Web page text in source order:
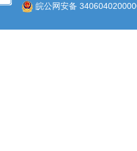
皖公网安备